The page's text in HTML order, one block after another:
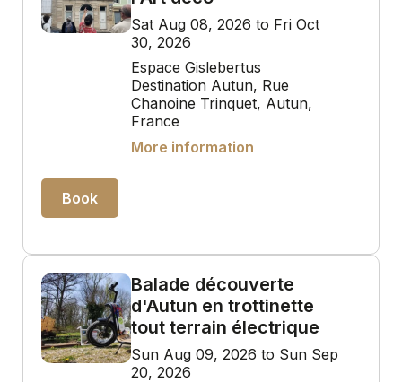
Sat Aug 08, 2026 to Fri Oct
30, 2026
Espace Gislebertus
Destination Autun, Rue
Chanoine Trinquet, Autun,
France
More information
Book
Balade découverte
d'Autun en trottinette
tout terrain électrique
Sun Aug 09, 2026 to Sun Sep
20, 2026